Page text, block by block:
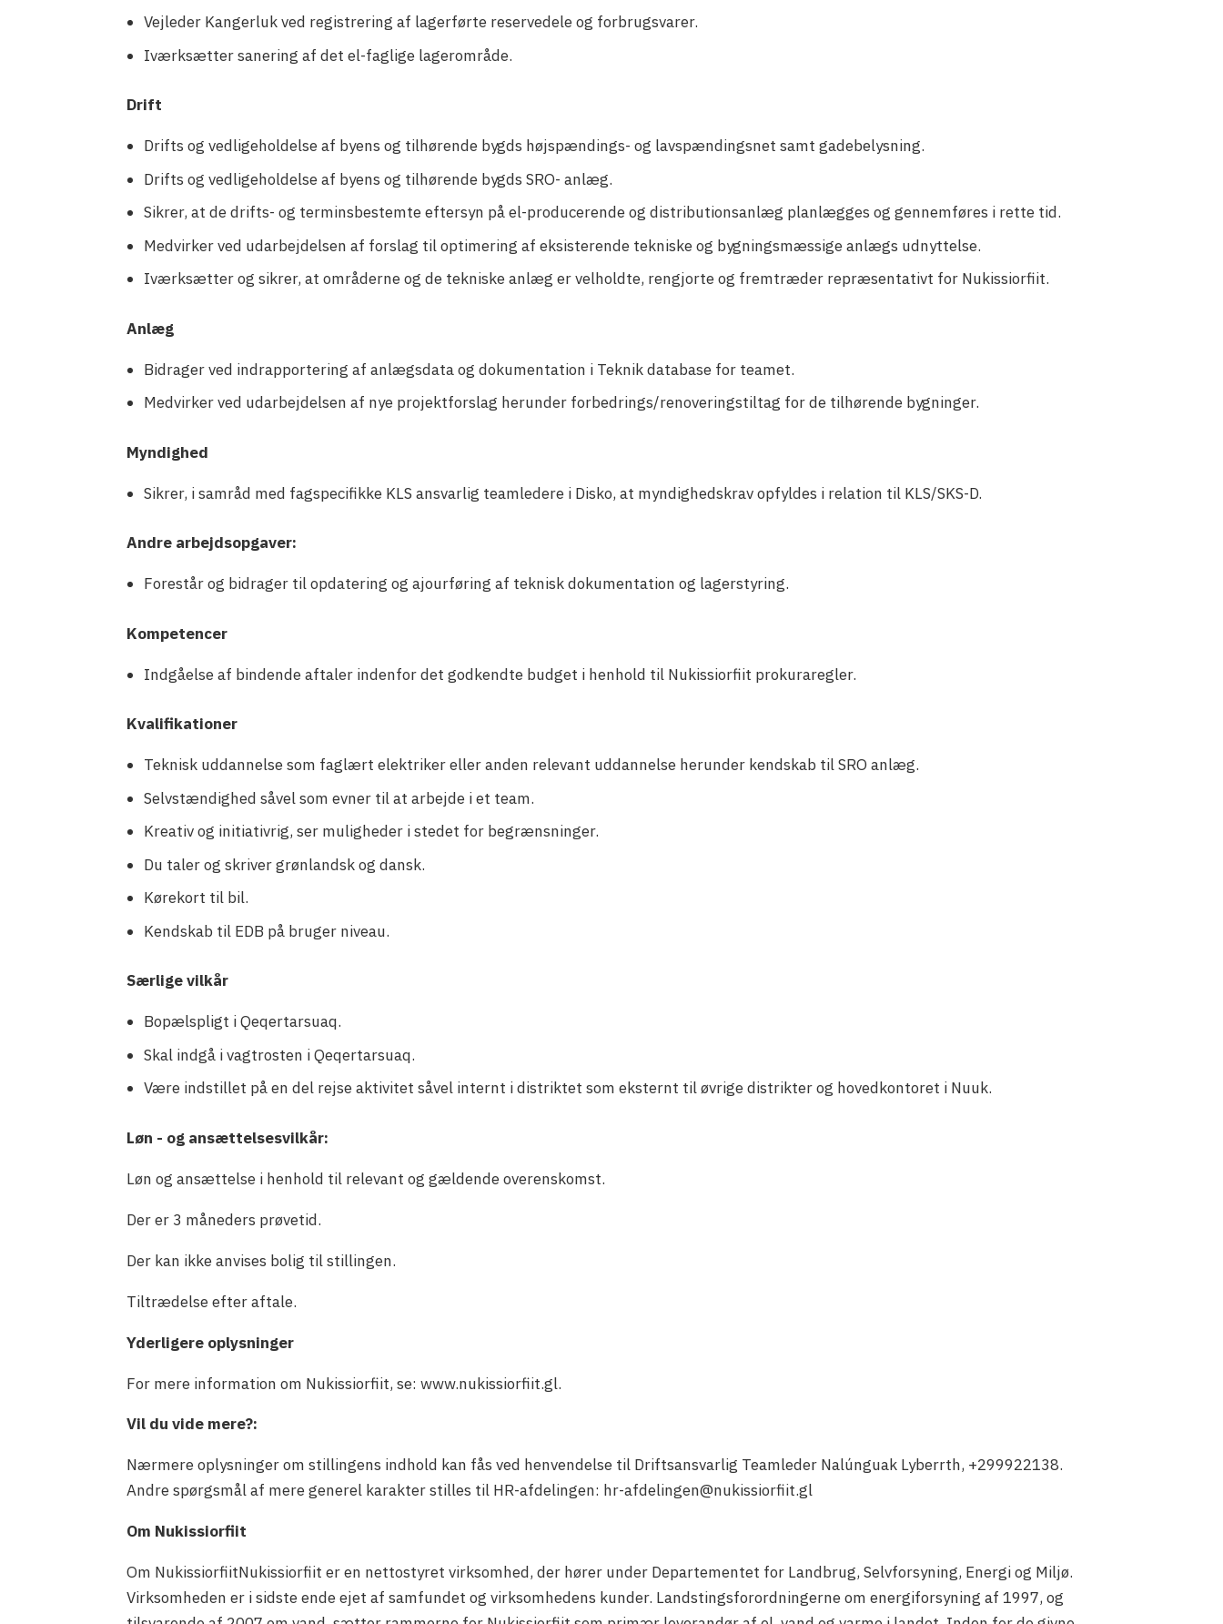
Vejleder Kangerluk ved registrering af lagerførte reservedele og forbrugsvarer.
Iværksætter sanering af det el-faglige lagerområde.
Drift
Drifts og vedligeholdelse af byens og tilhørende bygds højspændings- og lavspændingsnet samt gadebelysning.
Drifts og vedligeholdelse af byens og tilhørende bygds SRO- anlæg.
Sikrer, at de drifts- og terminsbestemte eftersyn på el-producerende og distributionsanlæg planlægges og gennemføres i rette tid.
Medvirker ved udarbejdelsen af forslag til optimering af eksisterende tekniske og bygningsmæssige anlægs udnyttelse.
Iværksætter og sikrer, at områderne og de tekniske anlæg er velholdte, rengjorte og fremtræder repræsentativt for Nukissiorfiit.
Anlæg
Bidrager ved indrapportering af anlægsdata og dokumentation i Teknik database for teamet.
Medvirker ved udarbejdelsen af nye projektforslag herunder forbedrings/renoveringstiltag for de tilhørende bygninger.
Myndighed
Sikrer, i samråd med fagspecifikke KLS ansvarlig teamledere i Disko, at myndighedskrav opfyldes i relation til KLS/SKS-D.
Andre arbejdsopgaver:
Forestår og bidrager til opdatering og ajourføring af teknisk dokumentation og lagerstyring.
Kompetencer
Indgåelse af bindende aftaler indenfor det godkendte budget i henhold til Nukissiorfiit prokuraregler.
Kvalifikationer
Teknisk uddannelse som faglært elektriker eller anden relevant uddannelse herunder kendskab til SRO anlæg.
Selvstændighed såvel som evner til at arbejde i et team.
Kreativ og initiativrig, ser muligheder i stedet for begrænsninger.
Du taler og skriver grønlandsk og dansk.
Kørekort til bil.
Kendskab til EDB på bruger niveau.
Særlige vilkår
Bopælspligt i Qeqertarsuaq.
Skal indgå i vagtrosten i Qeqertarsuaq.
Være indstillet på en del rejse aktivitet såvel internt i distriktet som eksternt til øvrige distrikter og hovedkontoret i Nuuk.
Løn - og ansættelsesvilkår:
Løn og ansættelse i henhold til relevant og gældende overenskomst.
Der er 3 måneders prøvetid.
Der kan ikke anvises bolig til stillingen.
Tiltrædelse efter aftale.
Yderligere oplysninger
For mere information om Nukissiorfiit, se: www.nukissiorfiit.gl.
Vil du vide mere?:
Nærmere oplysninger om stillingens indhold kan fås ved henvendelse til Driftsansvarlig Teamleder Nalúnguak Lyberrth, +299922138.
Andre spørgsmål af mere generel karakter stilles til HR-afdelingen: hr-afdelingen@nukissiorfiit.gl
Om Nukissiorfiit
Om NukissiorfiitNukissiorfiit er en nettostyret virksomhed, der hører under Departementet for Landbrug, Selvforsyning, Energi og Miljø.
Virksomheden er i sidste ende ejet af samfundet og virksomhedens kunder. Landstingsforordningerne om energiforsyning af 1997, og